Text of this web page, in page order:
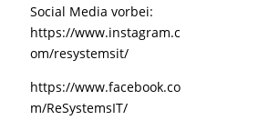
Social Media vorbei:
https://www.instagram.c
om/resystemsit/
https://www.facebook.co
m/ReSystemsIT/